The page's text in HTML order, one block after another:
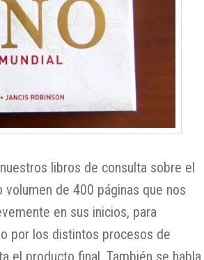
libros de consulta sobre el
de 400 páginas que nos
en sus inicios, para
por los distintos procesos de